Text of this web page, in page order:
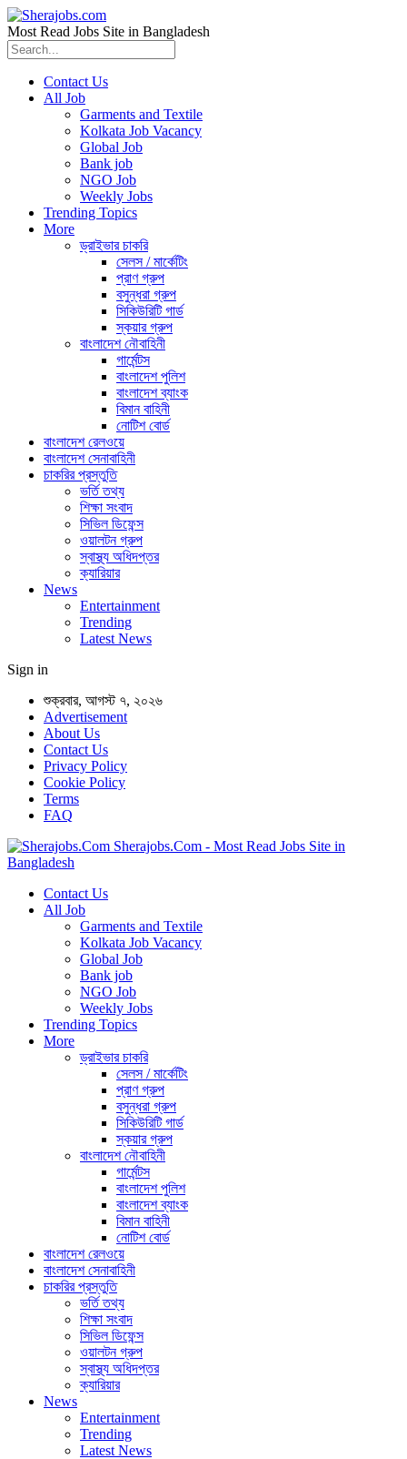
Most Read Jobs Site in Bangladesh
Contact Us
All Job
Garments and Textile
Kolkata Job Vacancy
Global Job
Bank job
NGO Job
Weekly Jobs
Trending Topics
More
ড্রাইভার চাকরি
সেলস / মার্কেটিং
প্রাণ গ্রুপ
বসুন্ধরা গ্রুপ
সিকিউরিটি গার্ড
স্কয়ার গ্রুপ
বাংলাদেশ নৌবাহিনী
গার্মেন্টস
বাংলাদেশ পুলিশ
বাংলাদেশ ব্যাংক
বিমান বাহিনী
নোটিশ বোর্ড
বাংলাদেশ রেলওয়ে
বাংলাদেশ সেনাবাহিনী
চাকরির প্রস্তুতি
ভর্তি তথ্য
শিক্ষা সংবাদ
সিভিল ডিফেন্স
ওয়ালটন গ্রুপ
স্বাস্থ্য অধিদপ্তর
ক্যারিয়ার
News
Entertainment
Trending
Latest News
Sign in
শুক্রবার, আগস্ট ৭, ২০২৬
Advertisement
About Us
Contact Us
Privacy Policy
Cookie Policy
Terms
FAQ
Sherajobs.Com - Most Read Jobs Site in
Bangladesh
Contact Us
All Job
Garments and Textile
Kolkata Job Vacancy
Global Job
Bank job
NGO Job
Weekly Jobs
Trending Topics
More
ড্রাইভার চাকরি
সেলস / মার্কেটিং
প্রাণ গ্রুপ
বসুন্ধরা গ্রুপ
সিকিউরিটি গার্ড
স্কয়ার গ্রুপ
বাংলাদেশ নৌবাহিনী
গার্মেন্টস
বাংলাদেশ পুলিশ
বাংলাদেশ ব্যাংক
বিমান বাহিনী
নোটিশ বোর্ড
বাংলাদেশ রেলওয়ে
বাংলাদেশ সেনাবাহিনী
চাকরির প্রস্তুতি
ভর্তি তথ্য
শিক্ষা সংবাদ
সিভিল ডিফেন্স
ওয়ালটন গ্রুপ
স্বাস্থ্য অধিদপ্তর
ক্যারিয়ার
News
Entertainment
Trending
Latest News